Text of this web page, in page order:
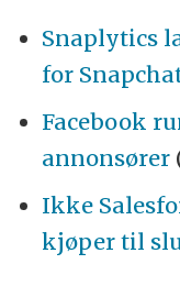
Snaplytics
for
Facebook
annonsører
Ikke
kjøper til